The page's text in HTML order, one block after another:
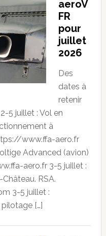
aeroV
FR
pour
juillet
2026
Des
dates à
retenir
5 juillet : Vol en
à
www.ffa-aero.fr
Advanced (avion)
aero.fr 3-5 juillet :
RSA.
3-5 juillet :
[…]